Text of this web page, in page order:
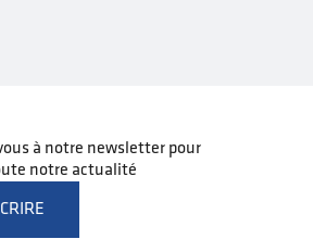
à notre newsletter pour
notre actualité